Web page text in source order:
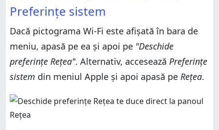
Preferințe sistem
Dacă pictograma Wi-Fi este afișată în bara de
meniu, apasă pe ea și apoi pe "Deschide
preferințe Rețea". Alternativ, accesează Preferințe
sistem din meniul Apple și apoi apasă pe Rețea.